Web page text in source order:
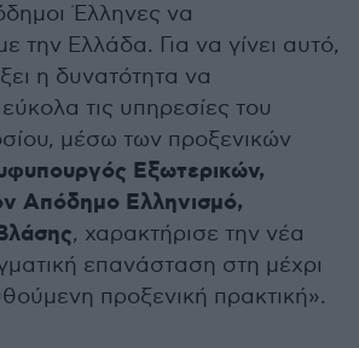
Έλληνες να
την Ελλάδα. Για να γίνει αυτό,
η δυνατότητα να
τις υπηρεσίες του
μέσω των προξενικών
Εξωτερικών,
Απόδημο Ελληνισμό,
, χαρακτήρισε την νέα
επανάσταση στη μέχρι
προξενική πρακτική».